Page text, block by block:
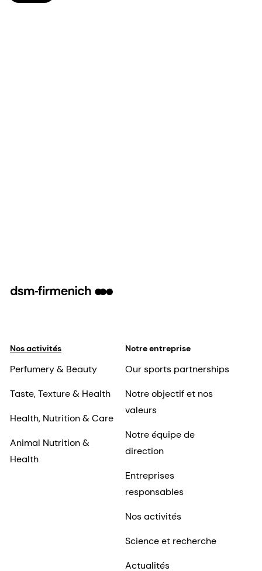
Nos activités
Perfumery & Beauty
Taste, Texture & Health
Health, Nutrition & Care
Animal Nutrition &
Health
Notre entreprise
Our sports partnerships
Notre objectif et nos
valeurs
Notre équipe de
direction
Entreprises
responsables
Nos activités
Science et recherche
Actualités